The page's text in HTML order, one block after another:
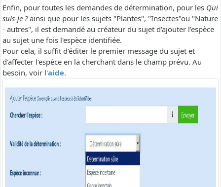
Enfin, pour toutes les demandes de détermination, pour les Qui
suis-je ?ainsi que pour les sujets "Plantes", "Insectes"ou "Nature
- autres", il est demandé au créateur du sujet d'ajouter l'espèce
au sujet une fois l'espèce identifiée.
Pour cela, il suffit d'éditer le premier message du sujet et
d'affecter l'espèce en la cherchant dans le champ prévu. Au
besoin, voir l'aide.